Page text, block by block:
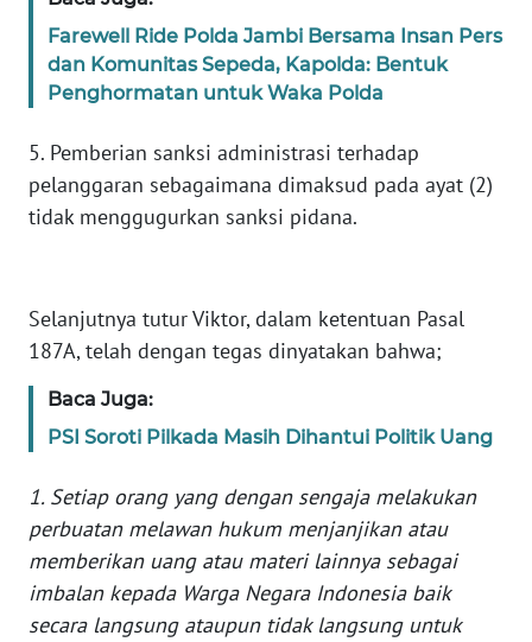
Farewell Ride Polda Jambi Bersama Insan Pers
dan Komunitas Sepeda, Kapolda: Bentuk
Penghormatan untuk Waka Polda
5. Pemberian sanksi administrasi terhadap
pelanggaran sebagaimana dimaksud pada ayat (2)
tidak menggugurkan sanksi pidana.
Selanjutnya tutur Viktor, dalam ketentuan Pasal
187A, telah dengan tegas dinyatakan bahwa;
Baca Juga:
PSI Soroti Pilkada Masih Dihantui Politik Uang
1. Setiap orang yang dengan sengaja melakukan
perbuatan melawan hukum menjanjikan atau
memberikan uang atau materi lainnya sebagai
imbalan kepada Warga Negara Indonesia baik
secara langsung ataupun tidak langsung untuk
REDAKSI
DISCLAIMER
WN
WN
WN
JABAR
WN